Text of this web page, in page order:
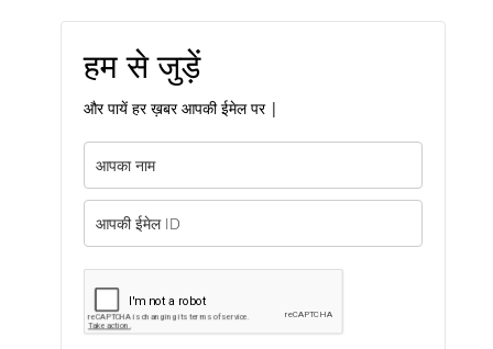
हम से जुड़ें
और पायें हर ख़बर आपकी ईमेल पर |